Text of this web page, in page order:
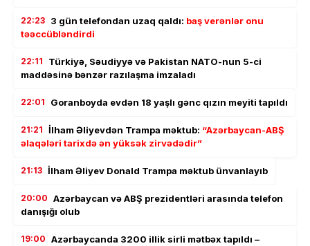
22:23 3 gün telefondan uzaq qaldı: baş verənlər onu
təəccübləndirdi
22:11
Türkiyə, Səudiyyə və Pakistan NATO-nun 5-ci
maddəsinə bənzər razılaşma imzaladı
22:01 Goranboyda evdən 18 yaşlı gənc qızın meyiti tapıldı
21:21 İlham Əliyevdən Trampa məktub: “Azərbaycan-ABŞ
əlaqələri tarixdə ən yüksək zirvədədir”
21:13 İlham Əliyev Donald Trampa məktub ünvanlayıb
20:00 Azərbaycan və ABŞ prezidentləri arasında telefon
danışığı olub
19:00 Azərbaycanda 3200 illik sirli mətbəx tapıldı –